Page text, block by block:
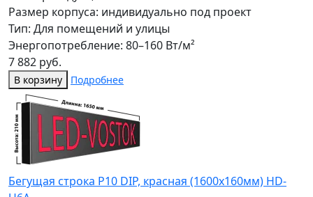
Размер корпуса: индивидуально под проект
Тип: Для помещений и улицы
Энергопотребление: 80–160 Вт/м²
7 882 руб.
В корзину Подробнее
Бегущая строка Р10 DIP, красная (1600x160мм) HD-